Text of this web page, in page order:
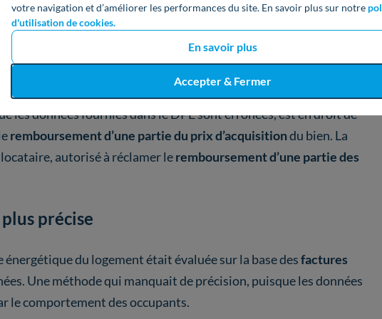
votre navigation et d’améliorer les performances du site. En savoir plus sur notre
d'utilisation de cookies.
En savoir plus
Accepter & Fermer
à valeur informative, le DPE est désormais
responsabilité juridiquedes propriétaires, et ouvre denouveaux
les données fournies dans le DPE sont erronées, est en droit de
remboursement d’une partie du prix d’acquisitiondu bien. La
autorisé à réclamer leremboursement d’une partie des
précise
du logement était évaluée sur la base desfactures
Une méthode qui manquait de précision, puisque les données
le comportement des occupants.